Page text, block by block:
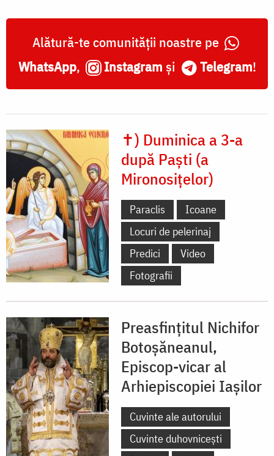
Alătură-te comunității noastre pe
WhatsApp, Instagram și Telegram!
✝) Duminica a 3-a
după Paști (a
Mironosițelor)
Paraclis
Icoane
Locuri de pelerinaj
Predici
Video
Fotografii
Preasfințitul Nichifor
Botoșăneanul,
Episcop-vicar al
Arhiepiscopiei Iașilor
Cuvinte ale autorului
Cuvinte duhovnicești